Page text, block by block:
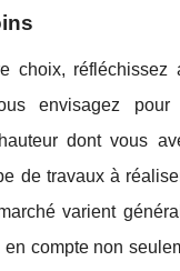
choix, réfléchissez
envisagez pour
dont vous
de travaux à
varient
compte non